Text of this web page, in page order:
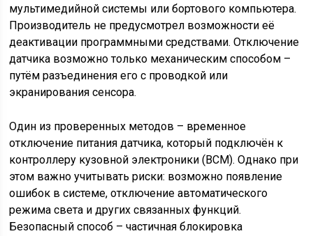
мультимедийной системы или бортового компьютера.
Производитель не предусмотрел возможности её
деактивации программными средствами. Отключение
датчика возможно только механическим способом –
путём разъединения его с проводкой или
экранирования сенсора.
Один из проверенных методов – временное
отключение питания датчика, который подключён к
контроллеру кузовной электроники (BCM). Однако при
этом важно учитывать риски: возможно появление
ошибок в системе, отключение автоматического
режима света и других связанных функций.
Безопасный способ – частичная блокировка